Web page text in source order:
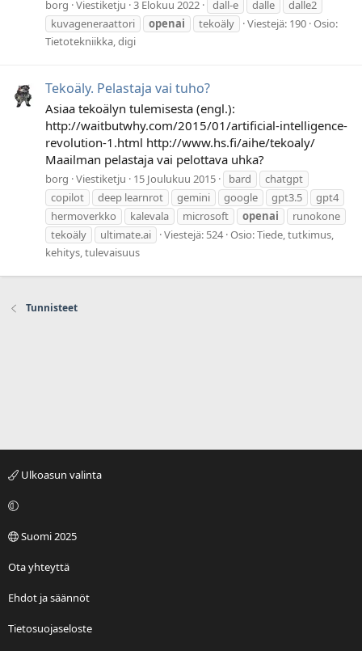
borg Viestiketju 3 Elokuu 2022 dall-e dalle
dalle2
kuvageneraattori
openai tekoäly Viestejä: 190 Osio:
Tietotekniikka, digi
Tekoäly. Pelastaja vai tuho?
Asiaa tekoälyn tulemisesta (engl.):
http://waitbutwhy.com/2015/01/artificial-intelligence-
revolution-1.html http://www.hs.fi/aihe/tekoaly/
Maailman pelastaja vai pelottava uhka?
borg Viestiketju 15 Joulukuu 2015 bard
chatgpt
copilot
deep learnrot gemini google gpt3.5
gpt4
hermoverkko
kalevala microsoft openai
runokone
tekoäly
ultimate.ai Viestejä: 524 Osio:Tiede, tutkimus,
kehitys, tulevaisuus
Tunnisteet
Ulkoasun valinta
Suomi 2025
Ota yhteyttä
Ehdot ja säännöt
Tietosuojaseloste